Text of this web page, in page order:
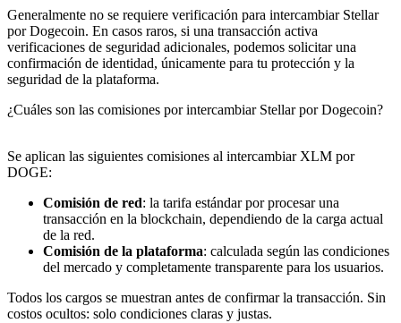
Generalmente no se requiere verificación para intercambiar Stellar
por Dogecoin. En casos raros, si una transacción activa
verificaciones de seguridad adicionales, podemos solicitar una
confirmación de identidad, únicamente para tu protección y la
seguridad de la plataforma.
¿Cuáles son las comisiones por intercambiar Stellar por Dogecoin?
Se aplican las siguientes comisiones al intercambiar XLM por
DOGE:
Comisión de red: la tarifa estándar por procesar una
transacción en la blockchain, dependiendo de la carga actual
de la red.
Comisión de la plataforma: calculada según las condiciones
del mercado y completamente transparente para los usuarios.
Todos los cargos se muestran antes de confirmar la transacción. Sin
costos ocultos: solo condiciones claras y justas.